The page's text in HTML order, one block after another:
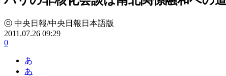
ⓒ 中央日報/中央日報日本語版
2011.07.26 09:29
0
あ
あ